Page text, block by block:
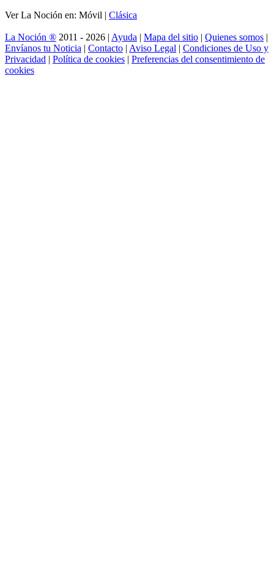
Ver La Noción en: Móvil | Clásica
La Noción ® 2011 - 2026 | Ayuda | Mapa del sitio | Quienes somos |
Envíanos tu Noticia | Contacto | Aviso Legal | Condiciones de Uso y
Privacidad | Política de cookies | Preferencias del consentimiento de
cookies